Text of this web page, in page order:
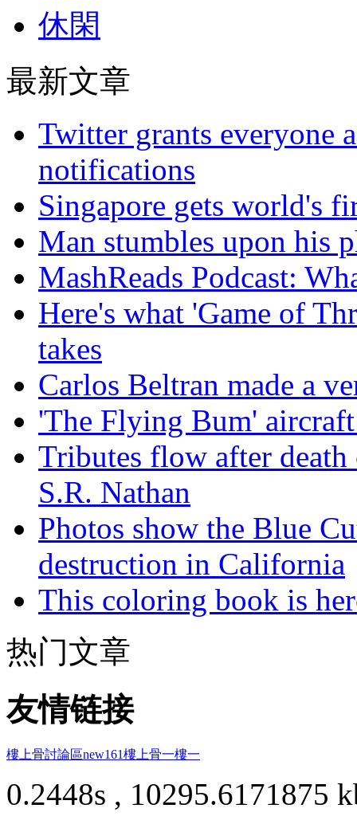
休閑
最新文章
Twitter grants everyone
notifications
Singapore gets world's
Man stumbles upon his
MashReads Podcast:
Here's what 'Game of
takes
Carlos Beltran made a
'The Flying Bum'
Tributes flow after
S.R. Nathan
Photos show the Blue
destruction in California
This coloring book is
热门文章
友情链接
樓上骨討論區new161樓上骨一樓一
0.2448s , 10295.6171875